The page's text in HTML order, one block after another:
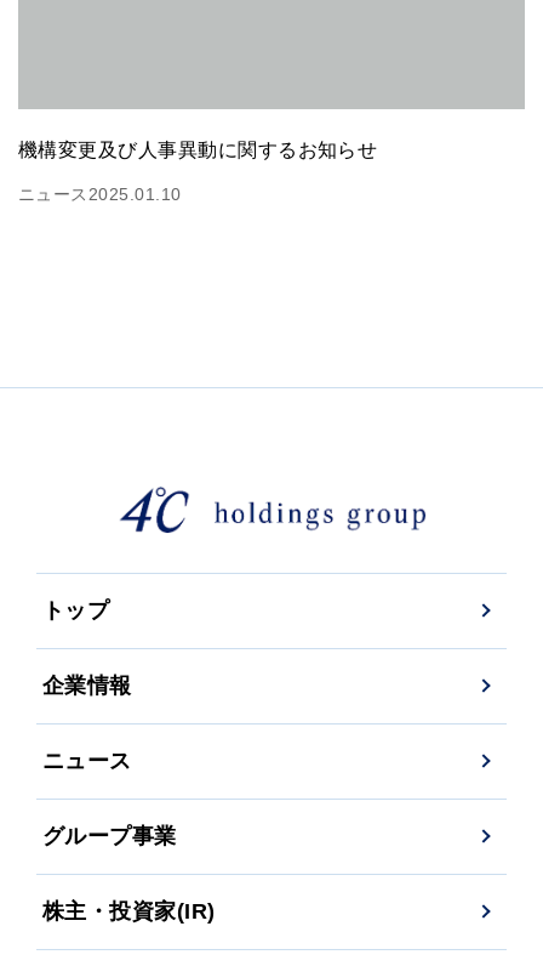
機構変更及び人事異動に関するお知らせ
ニュース 2025.01.10
トップ
企業情報
ニュース
グループ事業
株主・投資家(IR)